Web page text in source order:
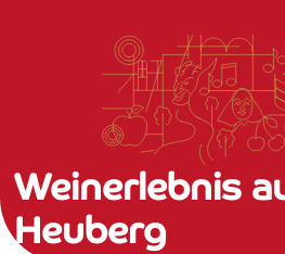
Weinerlebnis
Heuberg